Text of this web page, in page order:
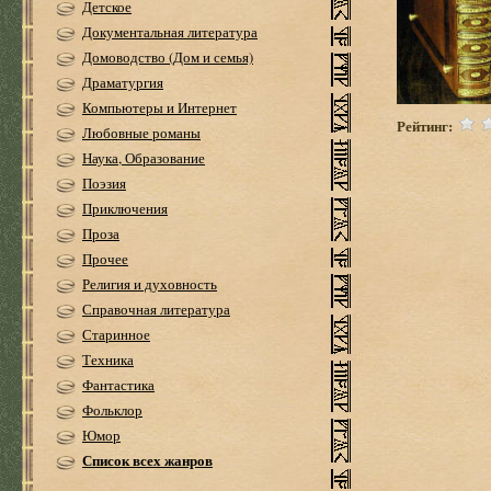
Детское
Документальная литература
Домоводство (Дом и семья)
Драматургия
Компьютеры и Интернет
Любовные романы
Наука, Образование
Поэзия
Приключения
Проза
Прочее
Религия и духовность
Справочная литература
Старинное
Техника
Фантастика
Фольклор
Юмор
Список всех жанров
Рейтинг: